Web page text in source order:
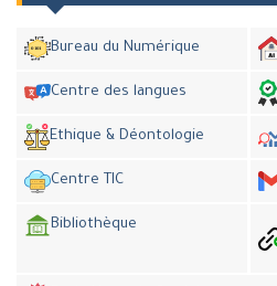
Bureau du Numérique
Centre des langues
Ethique & Déontologie
Centre TIC
Bibliothèque